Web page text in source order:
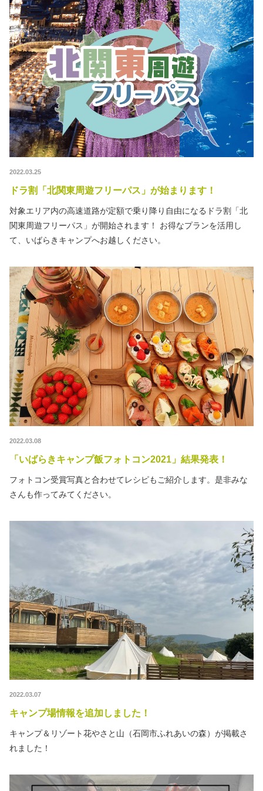
利用規約
プライバシーポリシー
2022.03.25
ドラ割「北関東周遊フリーパス」が始まります！
対象エリア内の高速道路が定額で乗り降り自由になるドラ割「北
関東周遊フリーパス」が開始されます！ お得なプランを活用し
て、いばらきキャンプへお越しください。
2022.03.08
「いばらきキャンプ飯フォトコン2021」結果発表！
フォトコン受賞写真と合わせてレシピもご紹介します。是非みな
さんも作ってみてください。
2022.03.07
キャンプ場情報を追加しました！
キャンプ＆リゾート花やさと山（石岡市ふれあいの森）が掲載さ
れました！